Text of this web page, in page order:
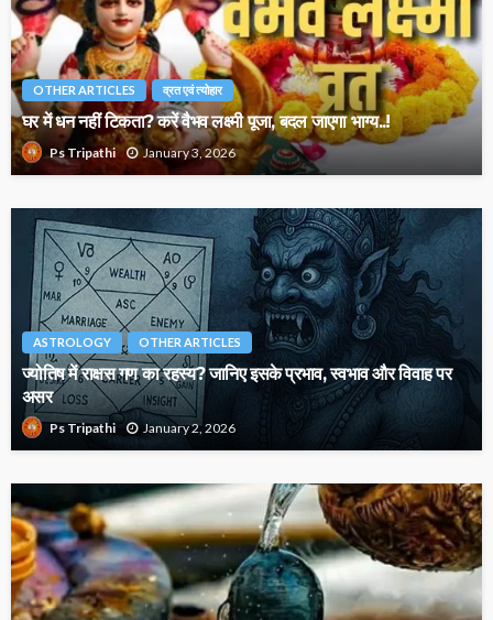
OTHER ARTICLES व्रत एवं त्योहार
घर में धन नहीं टिकता? करें वैभव लक्ष्मी पूजा, बदल जाएगा भाग्य..!
Ps Tripathi January 3, 2026
ASTROLOGY OTHER ARTICLES
ज्योतिष में राक्षस गण का रहस्य? जानिए इसके प्रभाव, स्वभाव और विवाह पर
असर
Ps Tripathi January 2, 2026